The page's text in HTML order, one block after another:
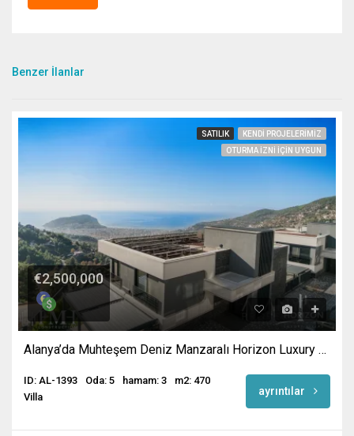
Benzer İlanlar
SATILIK
KENDI PROJELERIMIZ
OTURMA IZNI IÇIN UYGUN
€2,500,000
Alanya’da Muhteşem Deniz Manzaralı Horizon Luxury Villa
ID: AL-1393 Oda: 5 hamam: 3
m2: 470
Villa
ayrıntılar